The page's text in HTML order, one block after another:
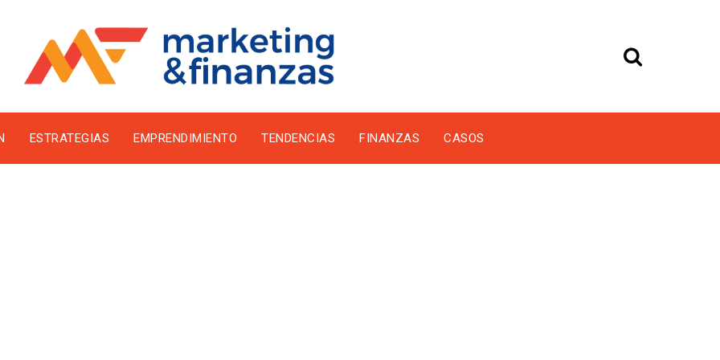
ESTRATEGIAS EMPRENDIMIENTO TENDENCIAS FINANZAS CASOS